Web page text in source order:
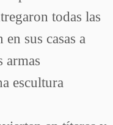
todas las
sus casas a
armas
escultura